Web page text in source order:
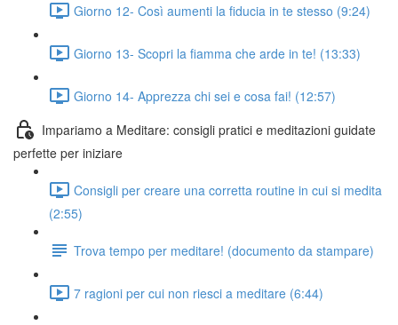
Giorno 12- Così aumenti la fiducia in te stesso (9:24)
Giorno 13- Scopri la fiamma che arde in te! (13:33)
Giorno 14- Apprezza chi sei e cosa fai! (12:57)
Impariamo a Meditare: consigli pratici e meditazioni guidate
perfette per iniziare
Consigli per creare una corretta routine in cui si medita
(2:55)
Trova tempo per meditare! (documento da stampare)
7 ragioni per cui non riesci a meditare (6:44)